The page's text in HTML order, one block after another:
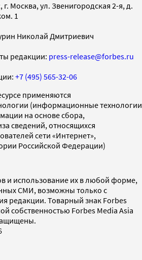
Москва, ул. Звенигородская 2-я, д.
1
Николай Дмитриевич
редакции: press-release@forbes.ru
+7 (495) 565-32-06
применяются
(информационные технологии
на основе сбора,
сведений, относящихся
сети «Интернет»,
Российской Федерации)
и использование их в любой форме,
СМИ, возможны только с
редакции. Товарный знак Forbes
собственностью Forbes Media Asia